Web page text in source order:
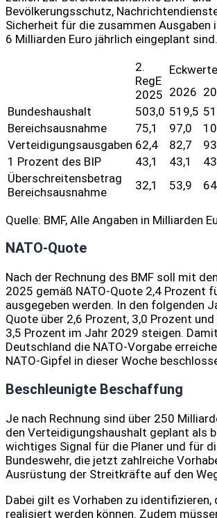
Bevölkerungsschutz,
Sicherheit für die zusammen Ausgaben
6 Milliarden Euro jährlich eingeplant sind.
2.
RegE
2025
Eckwerte
2026
Bundeshaushalt
503,0 519,5
Bereichsausnahme
75,1 97,0
Verteidigungsausgaben 62,4 82,7
1 Prozent des BIP
43,1 43,1
Überschreitensbetrag
Bereichsausnahme
32,1 53,9
Quelle: BMF, Alle Angaben in Milliarden
NATO-Quote
Nach der Rechnung des BMF soll mit
2025 gemäß NATO-Quote 2,4 Prozent
ausgegeben werden. In den folgenden
Quote über 2,6 Prozent, 3,0 Prozent
3,5 Prozent im Jahr 2029 steigen.
Deutschland die NATO-Vorgabe
NATO-Gipfel in dieser Woche
Beschleunigte Beschaffung
Je nach Rechnung sind über 250
den Verteidigungshaushalt geplant als
wichtiges Signal für die Planer und für
Bundeswehr, die jetzt zahlreiche
Ausrüstung der Streitkräfte auf den
Dabei gilt es Vorhaben zu identifizieren,
realisiert werden können. Zudem